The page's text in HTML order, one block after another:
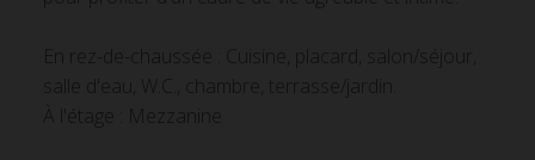
En rez-de-chaussée : Cuisine, placard, salon/séjour,
salle d'eau, W.C., chambre, terrasse/jardin.
À l'étage : Mezzanine